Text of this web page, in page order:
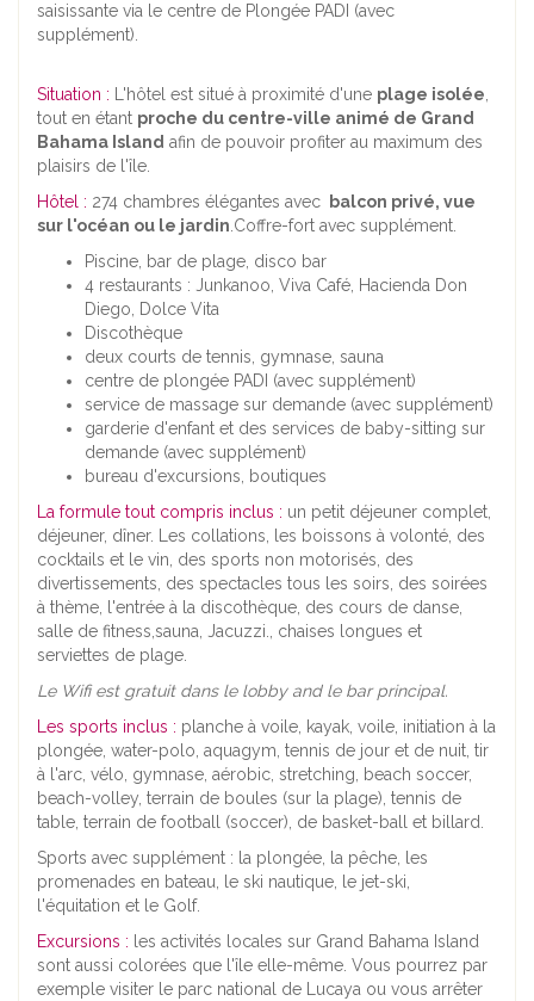
saisissante via le centre de Plongée PADI (avec
supplément).
Situation : L'hôtel est situé à proximité d'une plage isolée,
tout en étant proche du centre-ville animé de Grand
Bahama Island afin de pouvoir profiter au maximum des
plaisirs de l'île.
Hôtel : 274 chambres élégantes avec balcon privé, vue
sur l'océan ou le jardin.Coffre-fort avec supplément.
Piscine, bar de plage, disco bar
4 restaurants : Junkanoo, Viva Café, Hacienda Don
Diego, Dolce Vita
Discothèque
deux courts de tennis, gymnase, sauna
centre de plongée PADI (avec supplément)
service de massage sur demande (avec supplément)
garderie d'enfant et des services de baby-sitting sur
demande (avec supplément)
bureau d'excursions, boutiques
La formule tout compris inclus : un petit déjeuner complet,
déjeuner, dîner. Les collations, les boissons à volonté, des
cocktails et le vin, des sports non motorisés, des
divertissements, des spectacles tous les soirs, des soirées
à thème, l'entrée à la discothèque, des cours de danse,
salle de fitness,sauna, Jacuzzi., chaises longues et
serviettes de plage.
Le Wifi est gratuit dans le lobby and le bar principal.
Les sports inclus : planche à voile, kayak, voile, initiation à la
plongée, water-polo, aquagym, tennis de jour et de nuit, tir
à l'arc, vélo, gymnase, aérobic, stretching, beach soccer,
beach-volley, terrain de boules (sur la plage), tennis de
table, terrain de football (soccer), de basket-ball et billard.
Sports avec supplément : la plongée, la pêche, les
promenades en bateau, le ski nautique, le jet-ski,
l'équitation et le Golf.
Excursions : les activités locales sur Grand Bahama Island
sont aussi colorées que l'île elle-même. Vous pourrez par
exemple visiter le parc national de Lucaya ou vous arrêter